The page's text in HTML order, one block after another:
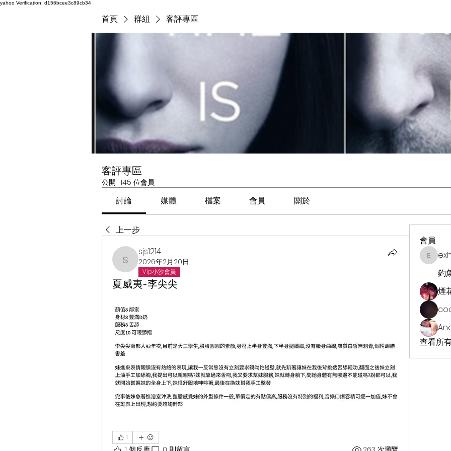
yahoo Verification: d156bcee3c89cb34
首頁 群組 客評專區
客評專區
公開 · 145 位會員
討論 媒體 檔案 會員 關於
上一步
sjs1214
sjs1214
2026年2月20日
Vip小沙會員
夏威夷-李尖尖
1
會員
釣
煙
查看所